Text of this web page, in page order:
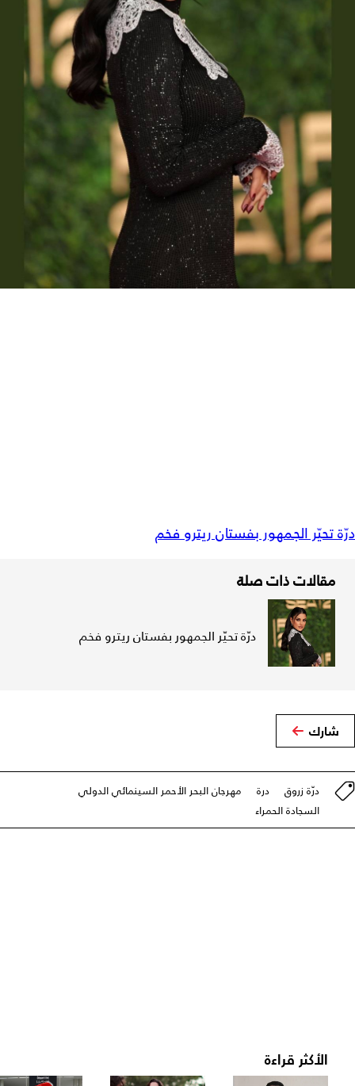
درّة تحيّر الجمهور بفستان ريترو فخم
مقالات ذات صلة
درّة تحيّر الجمهور بفستان ريترو فخم
شارك
درّة زروق درة
مهرجان البحر الأحمر السينمائي الدولي
السجادة الحمراء
الأكثر قراءة